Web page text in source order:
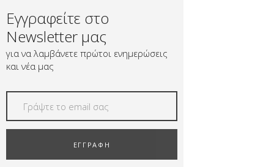
Εγγραφείτε στο
Newsletter μας
για να λαμβάνετε πρώτοι ενημερώσεις
και νέα μας
ΕΓΓΡΑΦΗ